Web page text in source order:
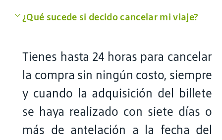
¿Qué sucede si decido cancelar mi viaje?
Tienes hasta 24 horas para cancelar
la compra sin ningún costo, siempre
y cuando la adquisición del billete
se haya realizado con siete días o
más de antelación a la fecha del